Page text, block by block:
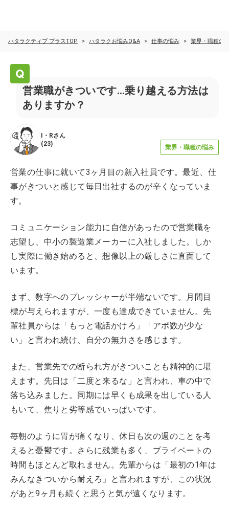
ハタラクティブ プラスTOP ハタラクお悩みQ&A 仕事の悩み 業界・職種の
営業職がきついです…乗り越える方法は
ありますか？
I・Rさん
(23) 業界・職種の悩み
営業の仕事に就いて3ヶ月目の新入社員です。最近、仕
事がきついと感じて毎日出社するのが辛くなっていま
す。
コミュニケーション能力に自信があったので営業職を
志望し、中小の製造業メーカーに入社しました。しか
し実際に働き始めると、想像以上の厳しさに直面して
います。
まず、数字へのプレッシャーが半端ないです。月間目
標が与えられますが、一度も達成できていません。先
輩社員からは「もっと電話かけろ」「アポ数が少な
い」と言われ続け、自分の無力さを感じます。
また、営業先での断られ方がきついことも精神的に堪
えます。先日は「二度と来るな」と言われ、車の中で
落ち込みました。同期には早くも成果を出している人
もいて、焦りと劣等感でいっぱいです。
毎朝のように胃が痛くなり、休日も次の週のことを考
えると憂鬱です。さらに残業も多く、プライベートの
時間もほとんど取れません。先輩からは「最初の1年は
みんなきついから耐えろ」と言われますが、この状況
があと9ヶ月も続くと思うと気が遠くなります。